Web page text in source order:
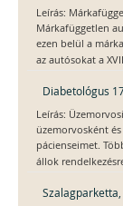
Leírás:
Márkafüggetlen
ezen belül a
az autósokat a
Diabetológus
Leírás:
üzemorvosként
pácienseimet.
állok